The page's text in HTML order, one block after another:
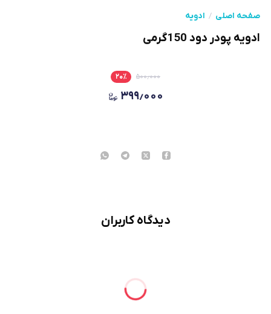
صفحه اصلی ادویه
ادویه پودر دود 150گرمی
۵۰۰٫۰۰۰ ۲۰٪
۳۹۹٫۰۰۰
دیدگاه کاربران